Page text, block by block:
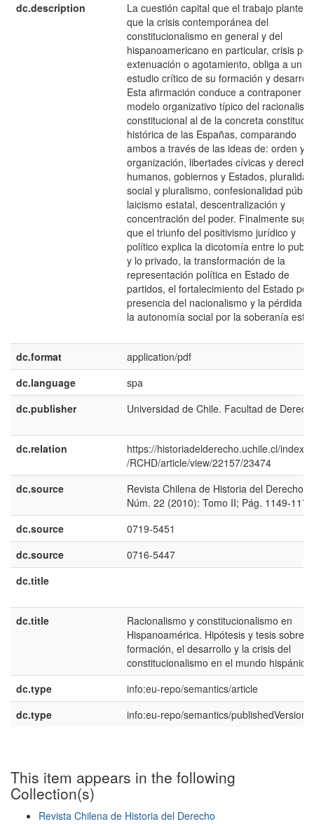
dc.description
La cuestión capital que el trabajo plantea
que la crisis contemporánea del
constitucionalismo en general y del
hispanoamericano en particular, crisis por
extenuación o agotamiento, obliga a un
estudio crítico de su formación y
Esta afirmación conduce a contraponer el
modelo organizativo típico del
constitucional al de la concreta
histórica de las Españas, comparando
ambos a través de las ideas de: orden y
organización, libertades cívicas y
humanos, gobiernos y Estados, pluralidad
social y pluralismo, confesionalidad
laicismo estatal, descentralización y
concentración del poder. Finalmente
que el triunfo del positivismo jurídico y
político explica la dicotomía entre lo
y lo privado, la transformación de la
representación política en Estado de
partidos, el fortalecimiento del Estado por
presencia del nacionalismo y la pérdida
la autonomía social por la soberanía
dc.format
application/pdf
dc.language
spa
dc.publisher
Universidad de Chile. Facultad de
dc.relation
https://historiadelderecho.uchile.cl/
/RCHD/article/view/22157/23474
dc.source
Revista Chilena de Historia del Derecho;
Núm. 22 (2010): Tomo II; Pág. 1149-1173
dc.source
0719-5451
dc.source
0716-5447
dc.title
dc.title
Racionalismo y constitucionalismo en
Hispanoamérica. Hipótesis y tesis sobre la
formación, el desarrollo y la crisis del
constitucionalismo en el mundo hispánico
dc.type
info:eu-repo/semantics/article
dc.type
info:eu-repo/semantics/publishedVersion
This item appears in the following
Collection(s)
Revista Chilena de Historia del Derecho